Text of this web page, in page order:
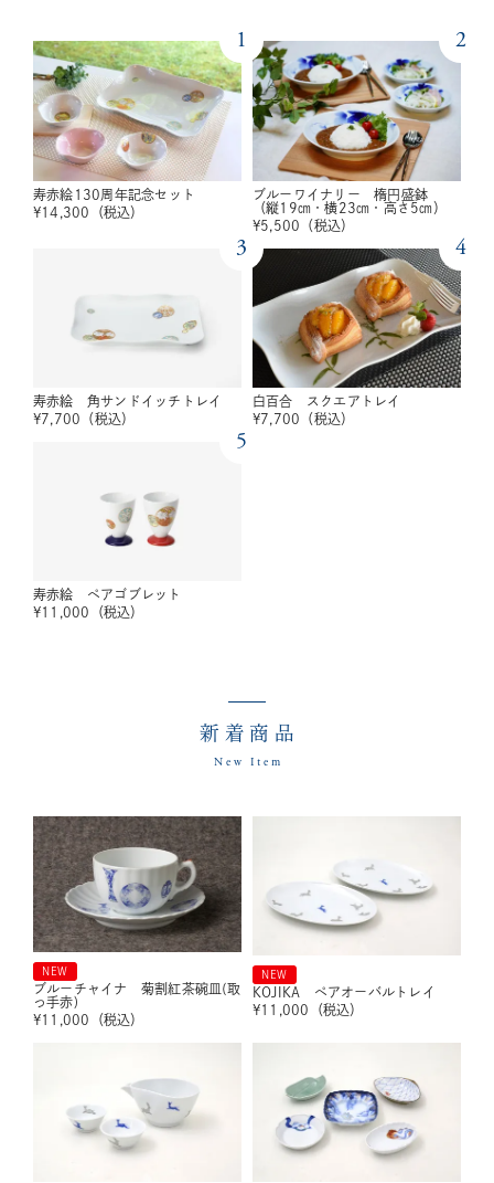
1
寿赤絵130周年記念セット
¥14,300 （税込）
2
ブルーワイナリー 楕円盛鉢
（縦19㎝・横23㎝・高さ5㎝）
¥5,500 （税込）
3
寿赤絵 角サンドイッチトレイ
¥7,700 （税込）
4
白百合 スクエアトレイ
¥7,700 （税込）
5
寿赤絵 ペアゴブレット
¥11,000 （税込）
新着商品
New Item
NEW
ブルーチャイナ 菊割紅茶碗皿(取
っ手赤)
¥11,000 （税込）
NEW
KOJIKA ペアオーバルトレイ
¥11,000 （税込）